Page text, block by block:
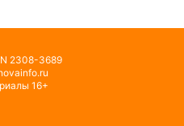
2308-3689
16+